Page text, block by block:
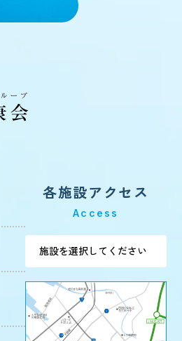
各施設アクセス
Access